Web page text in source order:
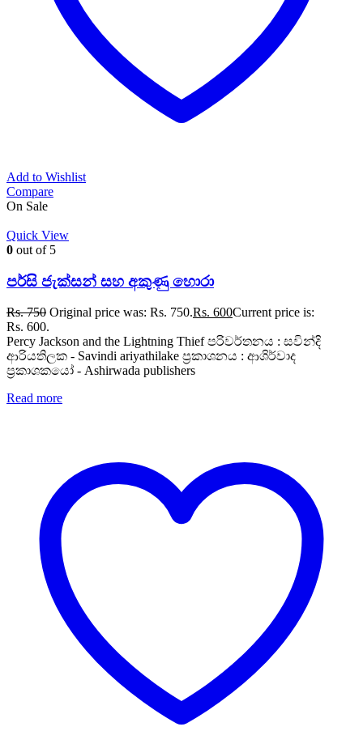
Add to Wishlist
Compare
On Sale
Quick View
0 out of 5
පර්සි ජැක්සන් සහ අකුණු හොරා
Rs.750 Original price was: Rs. 750.Rs. 600Current price is:
Rs. 600.
Percy Jackson and the Lightning Thief පරිවර්තනය : සවින්දි
ආරියතිලක - Savindi ariyathilake ප්‍රකාශනය : ආශිර්වාද
ප්‍රකාශකයෝ - Ashirwada publishers
Read more